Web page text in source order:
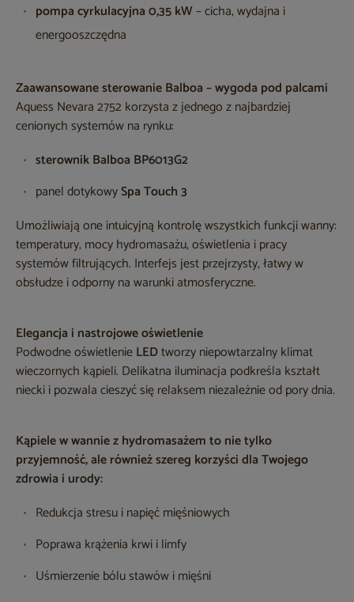
pompa cyrkulacyjna 0,35 kW– cicha, wydajna i
energooszczędna
Zaawansowane sterowanie Balboa – wygoda pod palcami
Aquess Nevara 2752 korzysta z jednego z najbardziej
cenionych systemów na rynku:
sterownik Balboa BP6013G2
panel dotykowySpa Touch 3
Umożliwiają one intuicyjną kontrolę wszystkich funkcji wanny:
temperatury, mocy hydromasażu, oświetlenia i pracy
systemów filtrujących. Interfejs jest przejrzysty, łatwy w
obsłudze i odporny na warunki atmosferyczne.
Elegancja i nastrojowe oświetlenie
Podwodne oświetlenieLEDtworzy niepowtarzalny klimat
wieczornych kąpieli. Delikatna iluminacja podkreśla kształt
niecki i pozwala cieszyć się relaksem niezależnie od pory dnia.
Kąpiele w wannie z hydromasażem to nie tylko
przyjemność, ale również szereg korzyści dla Twojego
zdrowia i urody:
Redukcja stresu i napięć mięśniowych
Poprawa krążenia krwi i limfy
Uśmierzenie bólu stawów i mięśni